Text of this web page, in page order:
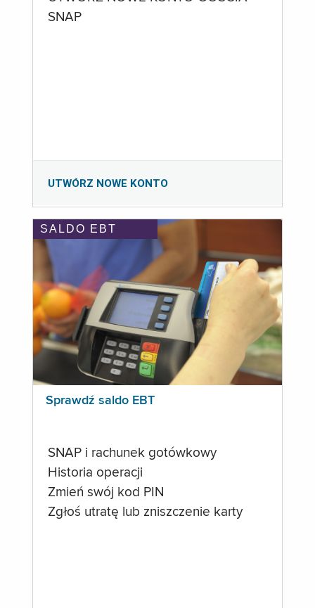
SNAP
UTWÓRZ NOWE KONTO
SALDO EBT
Sprawdź saldo EBT
SNAP i rachunek gotówkowy
Historia operacji
Zmień swój kod PIN
Zgłoś utratę lub zniszczenie karty